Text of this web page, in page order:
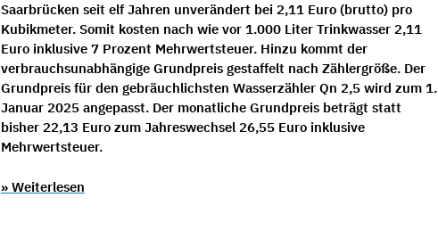
Saarbrücken seit elf Jahren unverändert bei 2,11 Euro (brutto) pro
Kubikmeter. Somit kosten nach wie vor 1.000 Liter Trinkwasser 2,11
Euro inklusive 7 Prozent Mehrwertsteuer. Hinzu kommt der
verbrauchsunabhängige Grundpreis gestaffelt nach Zählergröße. Der
Grundpreis für den gebräuchlichsten Wasserzähler Qn 2,5 wird zum 1.
Januar 2025 angepasst. Der monatliche Grundpreis beträgt statt
bisher 22,13 Euro zum Jahreswechsel 26,55 Euro inklusive
Mehrwertsteuer.
» Weiterlesen